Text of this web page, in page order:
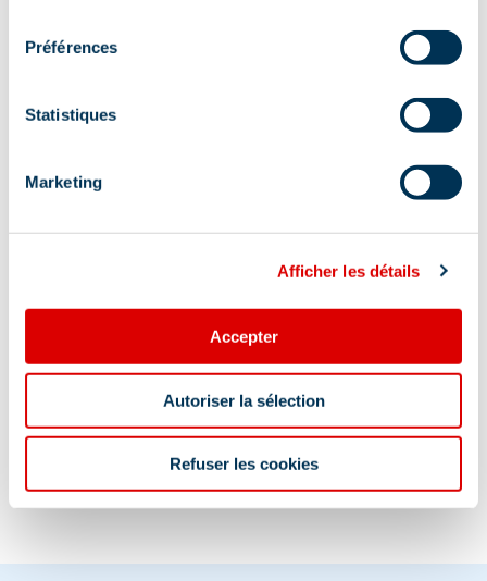
Préférences
Statistiques
Marketing
Afficher les détails
Accepter
Autoriser la sélection
Refuser les cookies
pagination
Recurring events
Highlights program